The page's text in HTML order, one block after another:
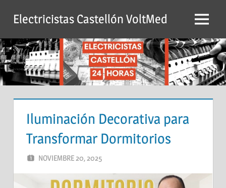
contenido
Electricistas Castellón VoltMed Menú
Iluminación Decorativa para
Transformar Dormitorios
NOVIEMBRE 20, 2025